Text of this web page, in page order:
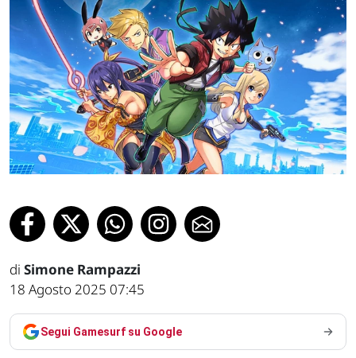
di Simone Rampazzi
18 Agosto 2025 07:45
Segui Gamesurf su Google